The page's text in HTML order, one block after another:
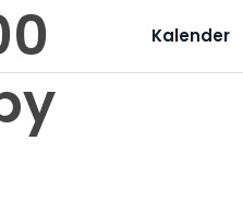
Kalender